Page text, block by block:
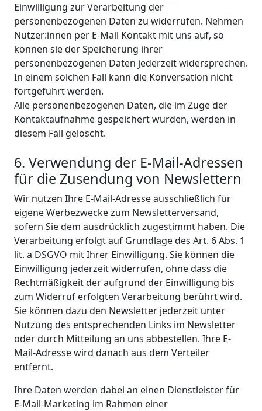
Einwilligung zur Verarbeitung der
personenbezogenen Daten zu widerrufen. Nehmen
Nutzer:innen per E-Mail Kontakt mit uns auf, so
können sie der Speicherung ihrer
personenbezogenen Daten jederzeit widersprechen.
In einem solchen Fall kann die Konversation nicht
fortgeführt werden.
Alle personenbezogenen Daten, die im Zuge der
Kontaktaufnahme gespeichert wurden, werden in
diesem Fall gelöscht.
6. Verwendung der E-Mail-Adressen
für die Zusendung von Newslettern
Wir nutzen Ihre E-Mail-Adresse ausschließlich für
eigene Werbezwecke zum Newsletterversand,
sofern Sie dem ausdrücklich zugestimmt haben. Die
Verarbeitung erfolgt auf Grundlage des Art. 6 Abs. 1
lit. a DSGVO mit Ihrer Einwilligung. Sie können die
Einwilligung jederzeit widerrufen, ohne dass die
Rechtmäßigkeit der aufgrund der Einwilligung bis
zum Widerruf erfolgten Verarbeitung berührt wird.
Sie können dazu den Newsletter jederzeit unter
Nutzung des entsprechenden Links im Newsletter
oder durch Mitteilung an uns abbestellen. Ihre E-
Mail-Adresse wird danach aus dem Verteiler
entfernt.
Ihre Daten werden dabei an einen Dienstleister für
E-Mail-Marketing im Rahmen einer